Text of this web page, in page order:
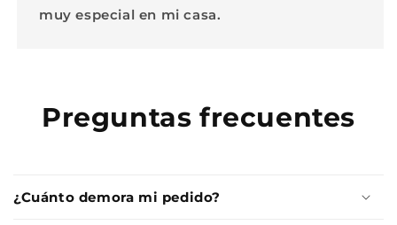
muy especial en mi casa.
Preguntas frecuentes
¿Cuánto demora mi pedido?